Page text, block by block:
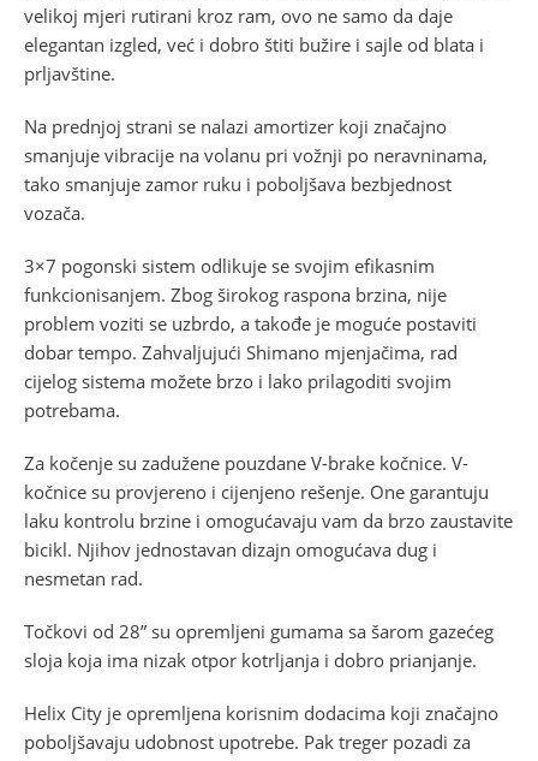
velikoj mjeri rutirani kroz ram, ovo ne samo da daje
elegantan izgled, već i dobro štiti bužire i sajle od blata i
prljavštine.
Na prednjoj strani se nalazi amortizer koji značajno
smanjuje vibracije na volanu pri vožnji po neravninama,
tako smanjuje zamor ruku i poboljšava bezbjednost
vozača.
3×7 pogonski sistem odlikuje se svojim efikasnim
funkcionisanjem. Zbog širokog raspona brzina, nije
problem voziti se uzbrdo, a takođe je moguće postaviti
dobar tempo. Zahvaljujući Shimano mjenjačima, rad
cijelog sistema možete brzo i lako prilagoditi svojim
potrebama.
Za kočenje su zadužene pouzdane V-brake kočnice. V-
kočnice su provjereno i cijenjeno rešenje. One garantuju
laku kontrolu brzine i omogućavaju vam da brzo zaustavite
bicikl. Njihov jednostavan dizajn omogućava dug i
nesmetan rad.
Točkovi od 28” su opremljeni gumama sa šarom gazećeg
sloja koja ima nizak otpor kotrljanja i dobro prianjanje.
Helix City je opremljena korisnim dodacima koji značajno
poboljšavaju udobnost upotrebe. Pak treger pozadi za